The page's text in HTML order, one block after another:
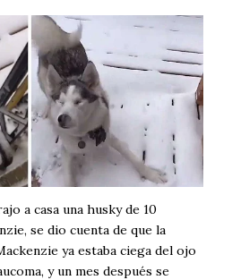
a casa una husky de 10
se dio cuenta de que la
ya estaba ciega del ojo
y ​​un mes después se